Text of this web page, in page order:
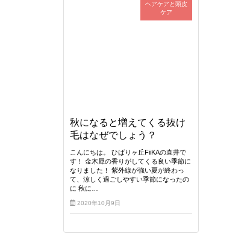
ヘアケアと頭皮
ケア
秋になると増えてくる抜け
毛はなぜでしょう？
こんにちは。 ひばりヶ丘FiiKAの直井で
す！ 金木犀の香りがしてくる良い季節に
なりました！ 紫外線が強い夏が終わっ
て、涼しく過ごしやすい季節になったの
に 秋に…
2020年10月9日